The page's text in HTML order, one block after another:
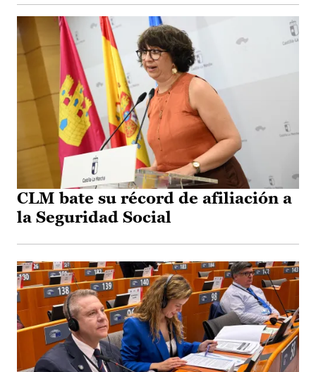
CLM bate su récord de afiliación a
la Seguridad Social